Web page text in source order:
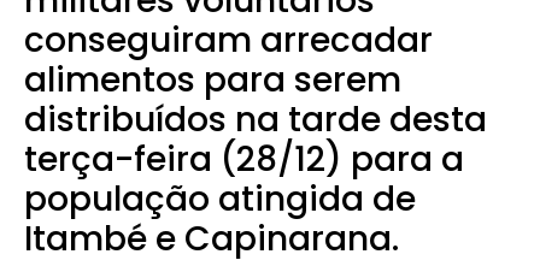
conseguiram arrecadar
alimentos para serem
distribuídos na tarde desta
terça-feira (28/12) para a
população atingida de
Itambé e Capinarana.